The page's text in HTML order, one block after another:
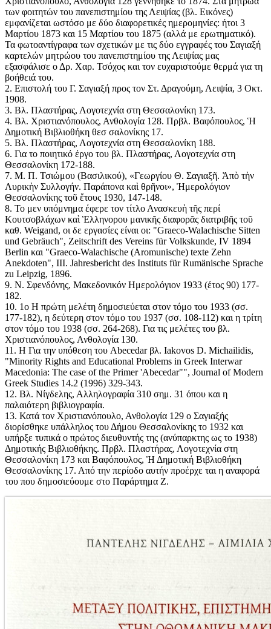
των φοιτητών του πανεπιστημίου της Λειψίας (βλ. Εικόνες)
εμφανίζεται ωστόσο με δύο διαφορετικές ημερομηνίες: ήτοι 3
Μαρτίου 1873 και 15 Μαρτίου του 1875 (αλλά με ερωτηματικό).
Τα φωτοαντίγραφα των σχετικών με τις δύο εγγραφές του Σαγιαξή
καρτελών μητρώου του πανεπιστημίου της Λειψίας μας
εξασφάλισε ο Δρ. Χαρ. Τσόχος και τον ευχαριστούμε θερμά για τη
βοήθειά του.
2. Επιστολή του Γ. Σαγιαξή προς τον Στ. Δραγούμη, Λειψία, 3 Οκτ.
1908.
3. Βλ. Πλαστήρας, Λογοτεχνία στη Θεσσαλονίκη 173.
4. Βλ. Χριστιανόπουλος, Ανθολογία 128. Πρβλ. Βαφόπουλος, Ἡ
Δημοτική Βιβλιοθήκη θεσ σαλονίκης 17.
5. Βλ. Πλαστήρας, Λογοτεχνία στη Θεσσαλονίκη 188.
6. Για το ποιητικό έργο του βλ. Πλαστήρας, Λογοτεχνία στη
Θεσσαλονίκη 172-188.
7. Μ. Π. Τσιώμου (Βασιλικού), «Γεωργίου Θ. Σαγιαξῆ. Ἀπὸ τὴν
Λυρικὴν Συλλογήν. Παράπονα καὶ θρῆνοι», Ἡμερολόγιον
Θεσσαλονίκης τοῦ ἔτους 1930, 147-148.
8. Το μεν υπόμνημα έφερε τον τίτλο Ανασκευὴ τῆς περί
Κουτσοβλάχων καὶ Ἑλληνορου μανικῆς διαφορᾶς διατριβῆς τοῦ
καθ. Weigand, οι δε εργασίες είναι οι: "Graeco-Walachische Sitten
und Gebräuch", Zeitschrift des Vereins für Volkskunde, IV 1894
Berlin και "Graeco-Walachische (Aromunische) texte Zehn
Anekdoten", III. Jahresbericht des Instituts für Rumänische Sprache
zu Leipzig, 1896.
9. Ν. Σφενδόνης, Μακεδονικόν Ημερολόγιον 1933 (έτος 90) 177-
182.
10. 1ο Η πρώτη μελέτη δημοσιεύεται στον τόμο του 1933 (σσ.
177-182), η δεύτερη στον τόμο του 1937 (σσ. 108-112) και η τρίτη
στον τόμο του 1938 (σσ. 264-268). Για τις μελέτες του βλ.
Χριστιανόπουλος, Ανθολογία 130.
11. Η Για την υπόθεση του Abecedar βλ. Iakovos D. Michailidis,
"Minority Rights and Educational Problems in Greek Interwar
Macedonia: The case of the Primer 'Abecedar"", Journal of Modern
Greek Studies 14.2 (1996) 329-343.
12. Βλ. Νίγδελης, Αλληλογραφία 310 σημ. 31 όπου και η
παλαιότερη βιβλιογραφία.
13. Κατά τον Χριστιανόπουλο, Ανθολογία 129 ο Σαγιαξής
διορίσθηκε υπάλληλος του Δήμου Θεσσαλονίκης το 1932 και
υπήρξε τυπικά ο πρώτος διευθυντής της (ανύπαρκτης ως το 1938)
Δημοτικής Βιβλιοθήκης. Πρβλ. Πλαστήρας, Λογοτεχνία στη
Θεσσαλονίκη 173 και Βαφόπουλος, Ἡ Δημοτική Βιβλιοθήκη
Θεσσαλονίκης 17. Από την περίοδο αυτήν προέρχε ται η αναφορά
του που δημοσιεύουμε στο Παράρτημα Ζ.